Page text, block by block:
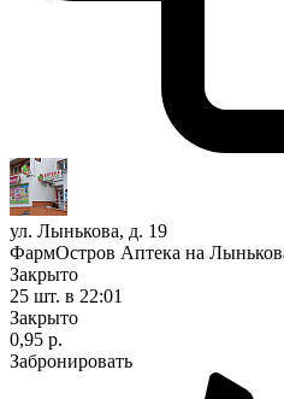
ул. Лынькова, д. 19
ФармОстров Аптека на
Закрыто
25 шт. в 22:01
Закрыто
0,95 р.
Забронировать